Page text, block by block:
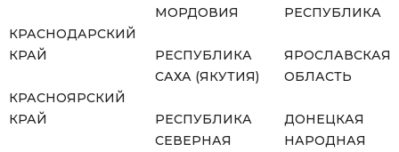
КРАСНОДАРСКИЙ
КРАЙ
КРАСНОЯРСКИЙ
КРАЙ
МОРДОВИЯ
РЕСПУБЛИКА
САХА (ЯКУТИЯ)
РЕСПУБЛИКА
СЕВЕРНАЯ
РЕСПУБЛИКА
ЯРОСЛАВСКАЯ
ОБЛАСТЬ
ДОНЕЦКАЯ
НАРОДНАЯ